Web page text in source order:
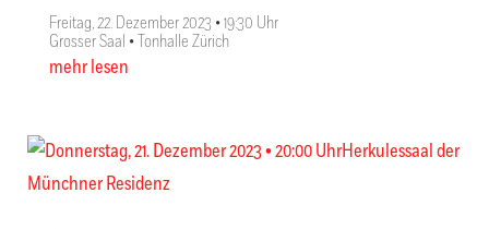
Freitag, 22. Dezember 2023 • 19:30 Uhr
Grosser Saal • Tonhalle Zürich
mehr lesen